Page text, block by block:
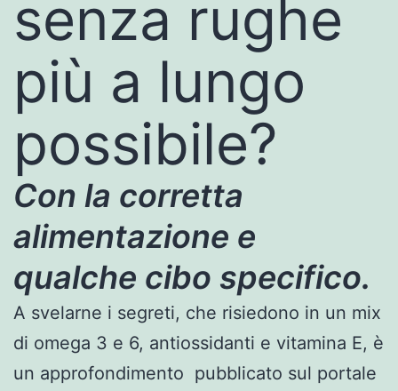
senza rughe
più a lungo
possibile?
Con la corretta
alimentazione e
qualche cibo specifico.
A svelarne i segreti, che risiedono in un mix
di omega 3 e 6, antiossidanti e vitamina E, è
un approfondimento pubblicato sul portale